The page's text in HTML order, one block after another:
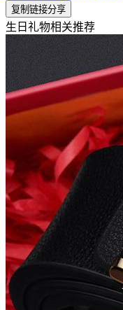
复制链接分享
生日礼物相关推荐